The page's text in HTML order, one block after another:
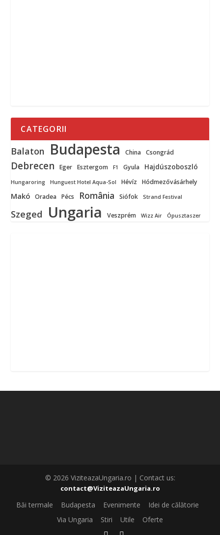
CATEGORII
Balaton Budapesta China Csongrád
Debrecen Eger Esztergom F1 Gyula Hajdúszoboszló
Hungaroring Hunguest Hotel Aqua-Sol Hévíz Hódmezővásárhely
Makó Oradea Pécs România Siófok Strand Festival
Szeged Ungaria Veszprém Wizz Air Ópusztaszer
© 2026 ViziteazaUngaria.ro | Contact us:
contact@ViziteazaUngaria.ro
Băi termale Budapesta Evenimente
Idei de călătorie
Via Ungaria
Stiri Utile Oferte